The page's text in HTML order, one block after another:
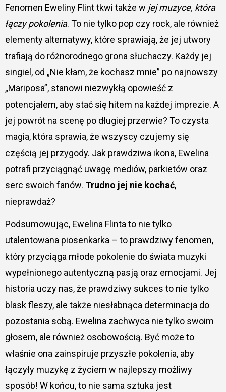
Fenomen Eweliny Flint tkwi także w jej muzyce, która
łączy pokolenia. To nie tylko pop czy rock, ale również
elementy alternatywy, które sprawiają, że jej utwory
trafiają do różnorodnego grona słuchaczy. Każdy jej
singiel, od „Nie kłam, że kochasz mnie” po najnowszy
„Mariposa”, stanowi niezwykłą opowieść z
potencjałem, aby stać się hitem na każdej imprezie. A
jej powrót na scenę po długiej przerwie? To czysta
magia, która sprawia, że wszyscy czujemy się
częścią jej przygody. Jak prawdziwa ikona, Ewelina
potrafi przyciągnąć uwagę mediów, parkietów oraz
serc swoich fanów. Trudno jej nie kochać,
nieprawdaż?
Podsumowując, Ewelina Flinta to nie tylko
utalentowana piosenkarka – to prawdziwy fenomen,
który przyciąga młode pokolenie do świata muzyki
wypełnionego autentyczną pasją oraz emocjami. Jej
historia uczy nas, że prawdziwy sukces to nie tylko
blask fleszy, ale także niesłabnąca determinacja do
pozostania sobą. Ewelina zachwyca nie tylko swoim
głosem, ale również osobowością. Być może to
właśnie ona zainspiruje przyszłe pokolenia, aby
łączyły muzykę z życiem w najlepszy możliwy
sposób! W końcu, to nie sama sztuka jest